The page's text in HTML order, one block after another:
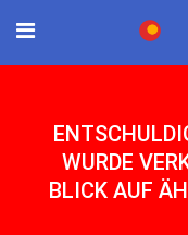
WURDE
BLICK AUF